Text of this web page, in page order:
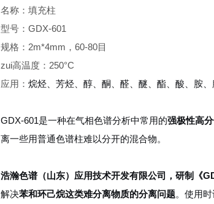
名称：填充柱
型号：GDX-601
规格：2m*4mm，60-80目
zui高温度：250°C
应用： 烷烃、芳烃、醇、酮、醛、醚、酯、酸、胺
GDX-601是一种在气相色谱分析中常用的强极性高
离一些用普通色谱柱难以分开的混合物。
浩瀚色谱（山东）应用技术开发有限公司，研制《
解决苯和环己烷这类难分离物质的分离问题。使用